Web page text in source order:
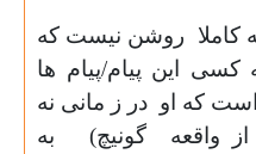
کاملا روشن نیست که
این پیام/پیام ها
که او در ز مانی نه
از واقعه گونیچ) به